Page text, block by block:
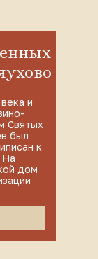
и
Святых
был
к
На
дом